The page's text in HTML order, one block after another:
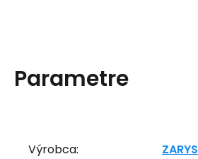
Parametre
Výrobca: ZARYS